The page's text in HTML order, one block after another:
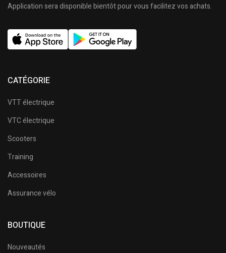
Application sera disponible bientôt pour vous facilitez vos achats.
CATÉGORIE
VTT électrique
VTC électrique
Scooters
Training
Accessoires
Assurance vélo
BOUTIQUE
Nouveautés